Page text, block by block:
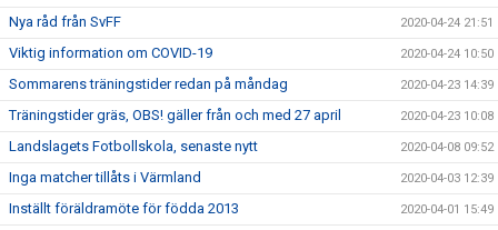
Nya råd från SvFF 2020-04-24 21:51
Viktig information om COVID-19 2020-04-24 10:50
Sommarens träningstider redan på måndag 2020-04-23 14:39
Träningstider gräs, OBS! gäller från och med 27 april 2020-04-23 10:08
Landslagets Fotbollskola, senaste nytt 2020-04-08 09:52
Inga matcher tillåts i Värmland 2020-04-03 12:39
Inställt föräldramöte för födda 2013 2020-04-01 15:49